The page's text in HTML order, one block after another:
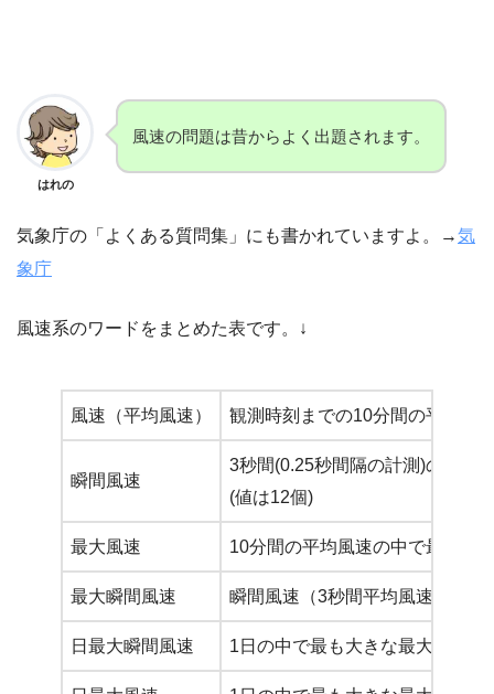
はれの
風速の問題は昔からよく出題されます。
気象庁の「よくある質問集」にも書かれていますよ。→気
象庁
風速系のワードをまとめた表です。↓
風速（平均風速） 観測時刻までの10分間の平均風
瞬間風速
3秒間(0.25秒間隔の計測)の平均
(値は12個)
最大風速 10分間の平均風速の中で最も大
最大瞬間風速 瞬間風速（3秒間平均風速）の最
日最大瞬間風速 1日の中で最も大きな最大瞬間風